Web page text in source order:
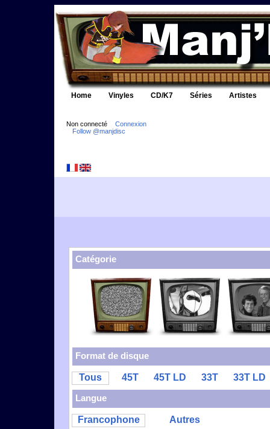
Home Vinyles CD/K7 Séries Artistes
Non connecté
Connexion
Follow @manjdisc
Catégorie
Format de disque
Tous 45T 45T LD 33T
33T LD
Langue
Francophone
Autres